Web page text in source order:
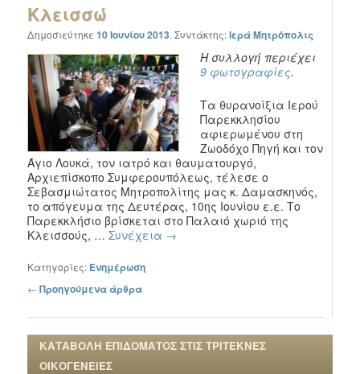
Κλεισσώ
Δημοσιεύτηκε10 Ιουνίου 2013.Συντάκτης:Ιερά Μητρόπολις
Η συλλογή περιέχει
9 φωτογραφίες.
Τα θυρανοίξια Ιερού
Παρεκκλησίου
αφιερωμένου στη
Ζωοδόχο Πηγή και τον
Άγιο Λουκά, τον ιατρό και θαυματουργό,
Αρχιεπίσκοπο Συμφερουπόλεως, τέλεσε ο
Σεβασμιώτατος Μητροπολίτης μας κ. Δαμασκηνός,
το απόγευμα της Δευτέρας, 10ης Ιουνίου ε.ε. Το
Παρεκκλήσιο βρίσκεται στο Παλαιό χωριό της
Κλεισσούς, …Συνέχεια →
Κατηγορίες: Ενημέρωση
Πλοήγηση στα άρθρα
← Προηγούμενα άρθρα
ΚΑΤΑΒΟΛΗ ΕΠΙΔΟΜΑΤΟΣ ΣΤΙΣ ΤΡΙΤΕΚΝΕΣ
ΟΙΚΟΓΕΝΕΙΕΣ